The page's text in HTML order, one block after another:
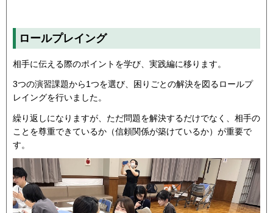
ロールプレイング
相手に伝える際のポイントを学び、実践編に移ります。
3つの演習課題から1つを選び、困りごとの解決を図るロールプ
レイングを行いました。
繰り返しになりますが、ただ問題を解決するだけでなく、相手の
ことを尊重できているか（信頼関係が築けているか）が重要で
す。